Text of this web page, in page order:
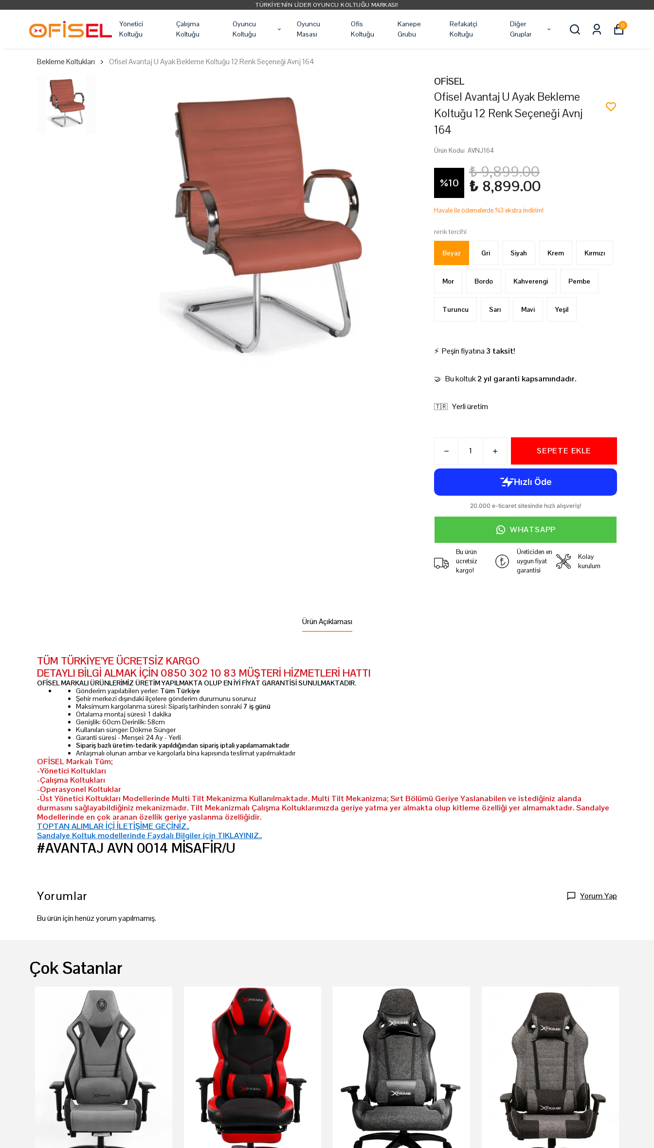
TÜRKIYE'NIN LIDER OYUNCU KOLTUĞU MARKASI!
Yönetici
Koltuğu
Çalışma
Koltuğu
Oyuncu
Koltuğu
Oyuncu
Masası
Ofis
Koltuğu
Kanepe
Grubu
Refakatçi
Koltuğu
Diğer
Gruplar
0
Bekleme Koltukları Ofisel Avantaj U Ayak Bekleme Koltuğu 12 Renk Seçeneği Avnj 164
OFİSEL
Ofisel Avantaj U Ayak Bekleme
Koltuğu 12 Renk Seçeneği Avnj
164
Ürün Kodu: AVNJ164
%10
₺ 9,899.00
₺ 8,899.00
Havale ile ödemelerde %3 ekstra indirim!
renk tercihi
Beyaz Gri Siyah Krem Kırmızı
Mor Bordo Kahverengi Pembe
Turuncu Sarı Mavi Yeşil
⚡ Peşin fiyatına 3 taksit!
🤝 Bu koltuk2 yıl garanti kapsamındadır.
🇹🇷 Yerli üretim
SEPETE EKLE
WHATSAPP
Bu ürün
ücretsiz
kargo!
Üreticiden en
uygun fiyat
garantisi
Kolay
kurulum
Ürün Açıklaması
TÜM TÜRKİYE'YE ÜCRETSİZ KARGO
DETAYLI BİLGİ ALMAK İÇİN 0850 302 10 83 MÜŞTERİ HİZMETLERİ HATTI
OFİSEL MARKALI ÜRÜNLERİMİZ ÜRETİM YAPILMAKTA OLUP EN İYİ FİYAT GARANTİSİ SUNULMAKTADIR.
Gönderim yapılabilen yerler: Tüm Türkiye
Şehir merkezi dışındaki ilçelere gönderim durumunu sorunuz
Maksimum kargolanma süresi: Sipariş tarihinden sonraki 7 iş günü
Ortalama montaj süresi: 1 dakika
Genişlik: 60cm Derinlik: 58cm
Kullanılan sünger: Dökme Sünger
Garanti süresi - Menşei: 24 Ay - Yerli
Sipariş bazlı üretim-tedarik yapıldığından sipariş iptali yapılamamaktadır
Anlaşmalı olunan ambar ve kargolarla bina kapısında teslimat yapılmaktadır
OFİSEL Markalı Tüm;
-Yönetici Koltukları
-Çalışma Koltukları
-Operasyonel Koltuklar
-Üst Yönetici Koltukları Modellerinde Multi Tilt Mekanizma Kullanılmaktadır. Multi Tilt Mekanizma; Sırt Bölümü Geriye Yaslanabilen ve istediğiniz alanda
durmasını sağlayabildiğiniz mekanizmadır. Tilt Mekanizmalı Çalışma Koltuklarımızda geriye yatma yer almakta olup kitleme özelliği yer almamaktadır. Sandalye
Modellerinde en çok aranan özellik geriye yaslanma özelliğidir.
TOPTAN ALIMLAR İÇİ İLETİŞİME GEÇİNİZ..
Sandalye Koltuk modellerinde Faydalı Bilgiler için TIKLAYINIZ..
#AVANTAJ AVN 0014 MİSAFİR/U
Yorumlar Yorum Yap
Bu ürün için henüz yorum yapılmamış.
Çok Satanlar